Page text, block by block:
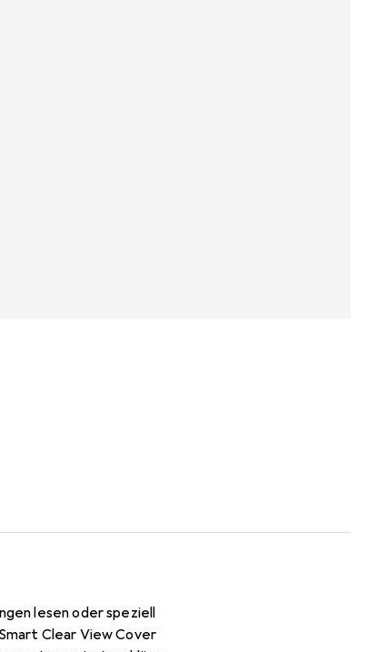
lesen oder speziell
Clear View Cover